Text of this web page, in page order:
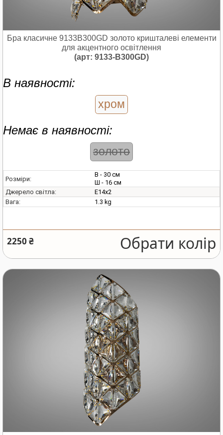
Бра класичне 9133B300GD золото кришталеві елементи
для акцентного освітлення
(арт: 9133-B300GD)
В наявності:
хром
Немає в наявності:
золото
Розміри:
В - 30 см
Ш - 16 см
Джерело світла:
E14х2
Вага:
1.3 kg
2250 ₴ Обрати колір